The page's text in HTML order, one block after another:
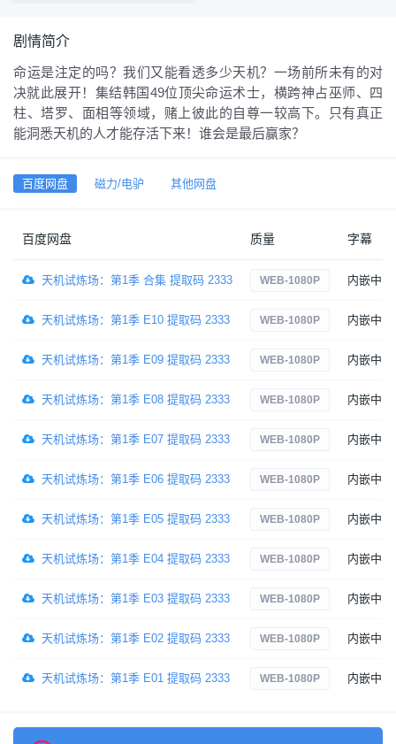
剧情简介
命运是注定的吗？我们又能看透多少天机？一场前所未有的对
决就此展开！集结韩国49位顶尖命运术士，横跨神占巫师、四
柱、塔罗、面相等领域，赌上彼此的自尊一较高下。只有真正
能洞悉天机的人才能存活下来！谁会是最后赢家？
百度网盘 磁力/电驴 其他网盘
百度网盘 质量 字幕
天机试炼场：第1季 合集 提取码 2333 WEB-1080P 内嵌中字
天机试炼场：第1季 E10 提取码 2333 WEB-1080P 内嵌中字
天机试炼场：第1季 E09 提取码 2333 WEB-1080P 内嵌中字
天机试炼场：第1季 E08 提取码 2333 WEB-1080P 内嵌中字
天机试炼场：第1季 E07 提取码 2333 WEB-1080P 内嵌中字
天机试炼场：第1季 E06 提取码 2333 WEB-1080P 内嵌中字
天机试炼场：第1季 E05 提取码 2333 WEB-1080P 内嵌中字
天机试炼场：第1季 E04 提取码 2333 WEB-1080P 内嵌中字
天机试炼场：第1季 E03 提取码 2333 WEB-1080P 内嵌中字
天机试炼场：第1季 E02 提取码 2333 WEB-1080P 内嵌中字
天机试炼场：第1季 E01 提取码 2333 WEB-1080P 内嵌中字